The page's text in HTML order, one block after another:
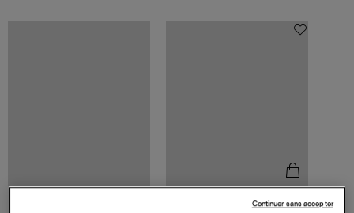
STONE PARISContinuer sans accepter